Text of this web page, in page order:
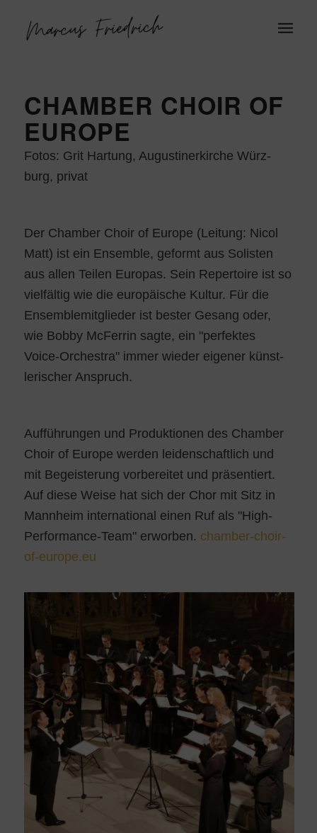
CHAMBER CHOIR OF
EUROPE
Fotos: Grit Har­tung, Augus­ti­ner­kir­che Würz­
burg, privat
Der Cham­ber Choir of Euro­pe (Lei­tung: Nicol
Matt) ist ein Ensem­ble, geformt aus Solis­ten
aus allen Tei­len Euro­pas. Sein Reper­toire ist so
viel­fäl­tig wie die euro­päi­sche Kul­tur. Für die
Ensem­ble­mit­glie­der ist bes­ter Gesang oder,
wie Bob­by McFer­rin sag­te, ein "per­fek­tes
Voice-Orches­tra" immer wie­der eige­ner künst­
le­ri­scher Anspruch.
Auf­füh­run­gen und Pro­duk­tio­nen des Cham­ber
Choir of Euro­pe wer­den lei­den­schaft­lich und
mit Begeis­te­rung vor­be­rei­tet und prä­sen­tiert.
Auf die­se Wei­se hat sich der Chor mit Sitz in
Mann­heim inter­na­tio­nal einen Ruf als "High-
Per­for­mance-Team" erwor­ben. chamber-choir-
of-europe.eu